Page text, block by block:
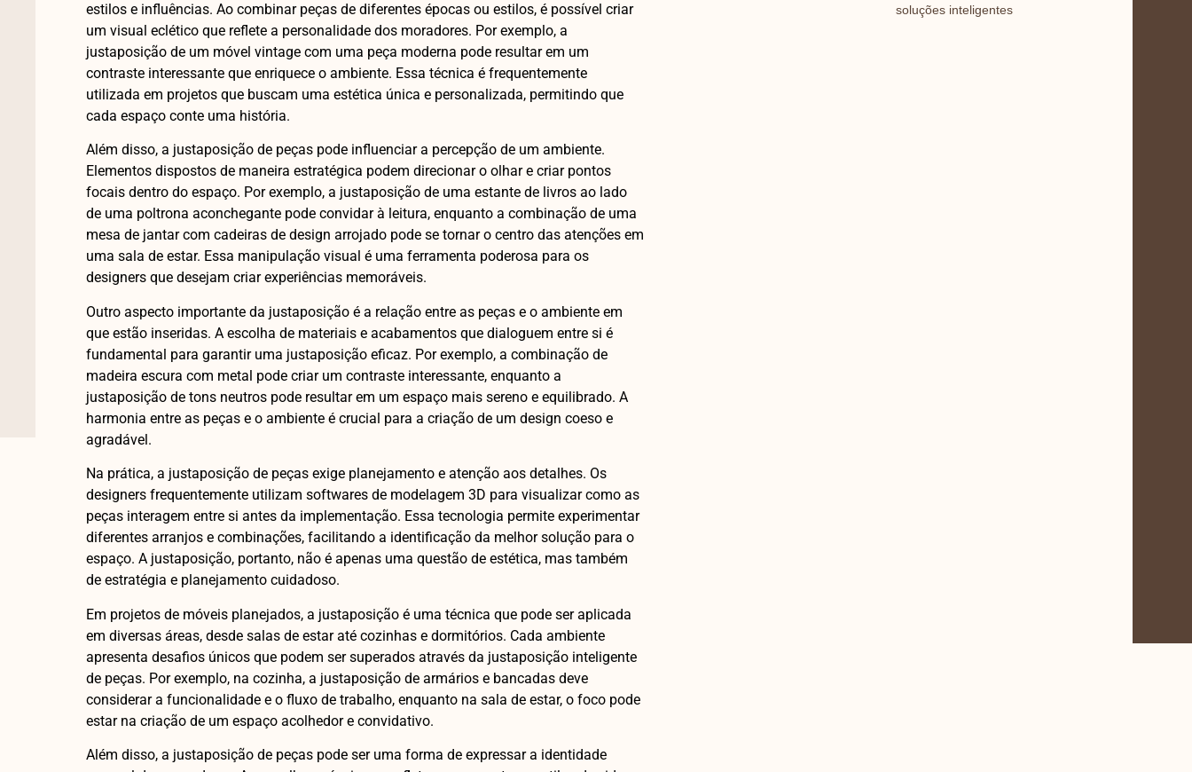
estilos e influências. Ao combinar peças de diferentes épocas ou estilos, é possível criar
um visual eclético que reflete a personalidade dos moradores. Por exemplo, a
justaposição de um móvel vintage com uma peça moderna pode resultar em um
contraste interessante que enriquece o ambiente. Essa técnica é frequentemente
utilizada em projetos que buscam uma estética única e personalizada, permitindo que
cada espaço conte uma história.
Além disso, a justaposição de peças pode influenciar a percepção de um ambiente.
Elementos dispostos de maneira estratégica podem direcionar o olhar e criar pontos
focais dentro do espaço. Por exemplo, a justaposição de uma estante de livros ao lado
de uma poltrona aconchegante pode convidar à leitura, enquanto a combinação de uma
mesa de jantar com cadeiras de design arrojado pode se tornar o centro das atenções em
uma sala de estar. Essa manipulação visual é uma ferramenta poderosa para os
designers que desejam criar experiências memoráveis.
Outro aspecto importante da justaposição é a relação entre as peças e o ambiente em
que estão inseridas. A escolha de materiais e acabamentos que dialoguem entre si é
fundamental para garantir uma justaposição eficaz. Por exemplo, a combinação de
madeira escura com metal pode criar um contraste interessante, enquanto a
justaposição de tons neutros pode resultar em um espaço mais sereno e equilibrado. A
harmonia entre as peças e o ambiente é crucial para a criação de um design coeso e
agradável.
Na prática, a justaposição de peças exige planejamento e atenção aos detalhes. Os
designers frequentemente utilizam softwares de modelagem 3D para visualizar como as
peças interagem entre si antes da implementação. Essa tecnologia permite experimentar
diferentes arranjos e combinações, facilitando a identificação da melhor solução para o
espaço. A justaposição, portanto, não é apenas uma questão de estética, mas também
de estratégia e planejamento cuidadoso.
Em projetos de móveis planejados, a justaposição é uma técnica que pode ser aplicada
em diversas áreas, desde salas de estar até cozinhas e dormitórios. Cada ambiente
apresenta desafios únicos que podem ser superados através da justaposição inteligente
de peças. Por exemplo, na cozinha, a justaposição de armários e bancadas deve
considerar a funcionalidade e o fluxo de trabalho, enquanto na sala de estar, o foco pode
estar na criação de um espaço acolhedor e convidativo.
Além disso, a justaposição de peças pode ser uma forma de expressar a identidade
soluções inteligentes